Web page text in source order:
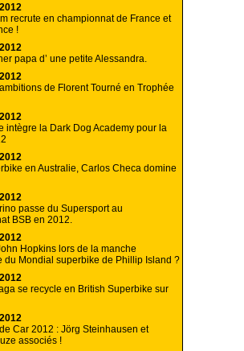
recrute en championnat de France et
!
papa d’ une petite Alessandra.
de Florent Tourné en Trophée
intègre la Dark Dog Academy pour la
en Australie, Carlos Checa domine
passe du Supersport au
BSB en 2012.
Hopkins lors de la manche
du Mondial superbike de Phillip Island ?
se recycle en British Superbike sur
Car 2012 : Jörg Steinhausen et
associés !